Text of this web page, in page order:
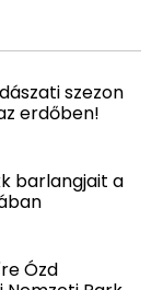
szezon
erdőben!
barlangjait a
Ózd